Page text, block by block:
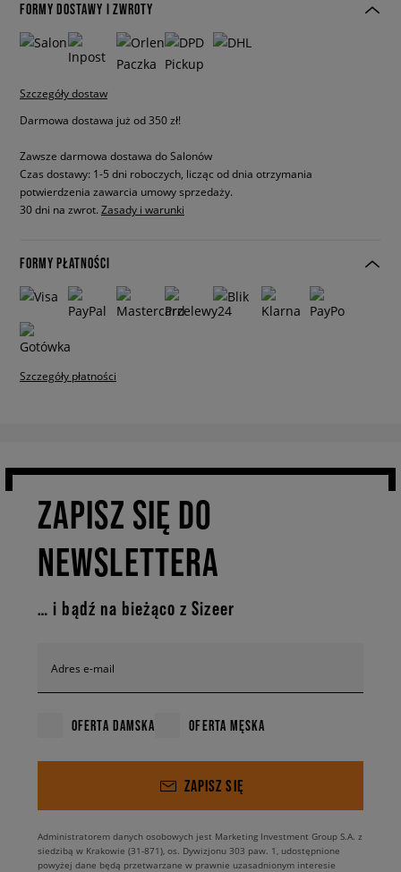
FORMY DOSTAWY I ZWROTY
Szczegóły dostaw
Darmowa dostawa już od 350 zł!
Zawsze darmowa dostawa do Salonów
Czas dostawy: 1-5 dni roboczych, licząc od dnia otrzymania
potwierdzenia zawarcia umowy sprzedaży.
30 dni na zwrot. Zasady i warunki
FORMY PŁATNOŚCI
Szczegóły płatności
ZAPISZ SIĘ DO
NEWSLETTERA
… i bądź na bieżąco z Sizeer
Adres e-mail
OFERTA DAMSKA OFERTA MĘSKA
ZAPISZ SIĘ
Administratorem danych osobowych jest Marketing Investment Group S.A. z
siedzibą w Krakowie (31-871), os. Dywizjonu 303 paw. 1, udostępnione
powyżej dane będą przetwarzane w prawnie uzasadnionym interesie